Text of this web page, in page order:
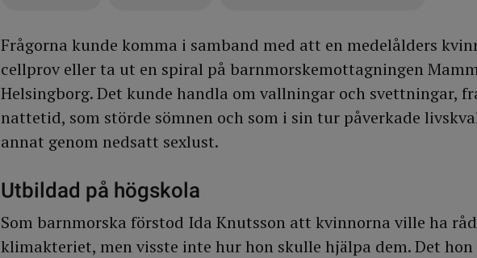
Frågorna kunde komma i samband med att en medelålders
cellprov eller ta ut en spiral på barnmorskemottagningen
Helsingborg. Det kunde handla om vallningar och svettningar,
nattetid, som störde sömnen och som i sin tur påverkade
annat genom nedsatt sexlust.
Utbildad på högskola
Som barnmorska förstod Ida Knutsson att kvinnorna ville ha
klimakteriet, men visste inte hur hon skulle hjälpa dem. Det